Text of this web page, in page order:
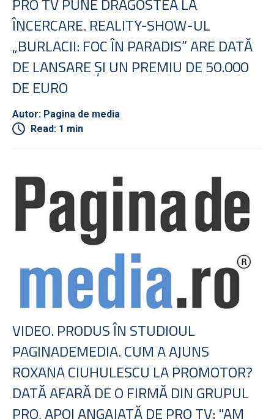
ÎNCERCARE. REALITY-SHOW-UL
„BURLACII: FOC ÎN PARADIS” ARE DATĂ
DE LANSARE ŞI UN PREMIU DE 50.000
DE EURO
Autor: Pagina de media
Read: 1 min
VIDEO. PRODUS ÎN STUDIOUL
PAGINADEMEDIA. CUM A AJUNS
ROXANA CIUHULESCU LA PROMOTOR?
DATĂ AFARĂ DE O FIRMĂ DIN GRUPUL
PRO, APOI ANGAJATĂ DE PRO TV: "AM